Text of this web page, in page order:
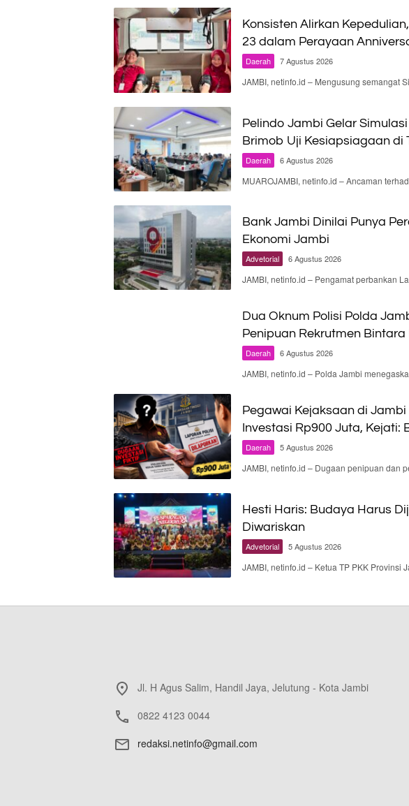
Konsisten Alirkan
23 dalam Perayaan
Daerah 7 Agustus 2026
JAMBI, netinfo.id – Mengusung semangat
Pelindo Jambi Gelar
Brimob Uji Kesiapsiagaan di
Daerah 6 Agustus 2026
MUAROJAMBI, netinfo.id – Ancaman
Bank Jambi Dinilai Punya
Ekonomi Jambi
Advetorial 6 Agustus 2026
JAMBI, netinfo.id – Pengamat perbankan
Dua Oknum Polisi Polda
Penipuan Rekrutmen Bintara
Daerah 6 Agustus 2026
JAMBI, netinfo.id – Polda Jambi
Pegawai Kejaksaan di
Investasi Rp900 Juta, Kejati:
Daerah 5 Agustus 2026
JAMBI, netinfo.id – Dugaan penipuan dan
Hesti Haris: Budaya Harus
Diwariskan
Advetorial 5 Agustus 2026
JAMBI, netinfo.id – Ketua TP PKK Provinsi
Jl. H Agus Salim, Handil Jaya, Jelutung - Kota Jambi
0822 4123 0044
redaksi.netinfo@gmail.com